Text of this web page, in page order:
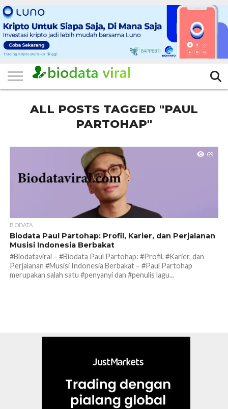
HOME
FILTER
KATEGORI
IKLAN
GRATIS
TERVIRAL
TRADING
KOMUNITAS
BERITA
BISNIS
LAINNYA
ALL POSTS TAGGED "PAUL
PARTOHAP"
69
BIODATA
Biodata Paul Partohap: Profil, Karier, dan Perjalanan
Musisi Indonesia Berbakat
#Biodataviral – #Biodata Paul Partohap: #Profil, #Karier, dan
Perjalanan #Musisi Indonesia Berbakat – #Paul Partohap
merupakan salah satu #penyanyi dan #penulis lagu...